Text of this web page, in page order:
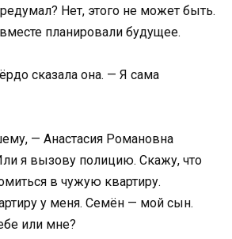
Нет, этого не может быть.
планировали будущее.
сказала она. — Я сама
— Анастасия Романовна
я вызову полицию. Скажу, что
в чужую квартиру.
у меня. Семён — мой сын.
или мне?